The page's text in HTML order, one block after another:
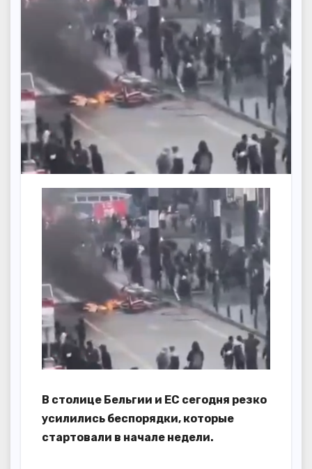
В столице Бельгии и ЕС сегодня резко
усилились беспорядки, которые
стартовали в начале недели.